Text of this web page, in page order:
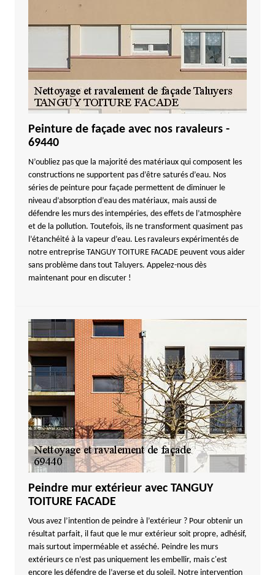
Peinture de façade avec nos ravaleurs -
69440
N’oubliez pas que la majorité des matériaux qui composent les
constructions ne supportent pas d’être saturés d’eau. Nos
séries de peinture pour façade permettent de diminuer le
niveau d’absorption d’eau des matériaux, mais aussi de
défendre les murs des intempéries, des effets de l’atmosphère
et de la pollution. Toutefois, ils ne transforment quasiment pas
l’étanchéité à la vapeur d’eau. Les ravaleurs expérimentés de
notre entreprise TANGUY TOITURE FACADE peuvent vous aider
sans problème dans tout Taluyers. Appelez-nous dès
maintenant pour en discuter !
Peindre mur extérieur avec TANGUY
TOITURE FACADE
Vous avez l’intention de peindre à l’extérieur ? Pour obtenir un
résultat parfait, il faut que le mur extérieur soit propre, adhésif,
mais surtout imperméable et asséché. Peindre les murs
extérieurs ce n’est pas uniquement les embellir, mais c'est
encore les défendre de l’averse et du soleil. Notre intervention